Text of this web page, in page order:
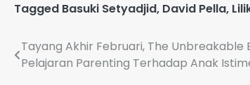
Tagged Basuki Setyadjid, David Pella,
Navigasi
pos
Tayang Akhir Februari, The Unbreakable
Pelajaran Parenting Terhadap Anak